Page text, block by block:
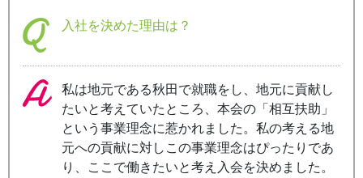
入社を決めた理由は？
私は地元である秋田で就職をし、地元に貢献し
たいと考えていたところ、本会の「相互扶助」
という事業理念に惹かれました。私の考える地
元への貢献に対しこの事業理念はぴったりであ
り、ここで働きたいと考え入会を決めました。